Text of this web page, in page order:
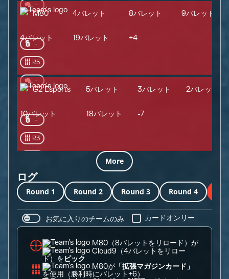
-
M80 4バレット 8バレット 9バレット
4バレット 19バレット +4
-
R5
-
G2 Esports 5バレット 3バレット 2バレット
10バレット 18バレット -7
-
R3
More
ログ
Round 1 Round 2 Round 3 Round 4
お気に入りのチームのみ カードオンリー
M80 （8バレットをリロード）が
Cloud9 （4バレットをリロー
ド）をピック
M80が 「拡張マガジンカード」
を使用（勝利時にバレット+6）